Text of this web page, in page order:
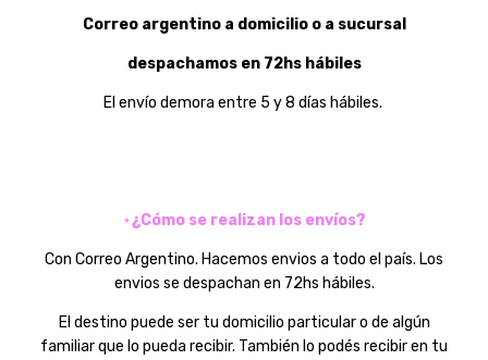
Correo argentino a domicilio o a sucursal
despachamos en 72hs hábiles
El envío demora entre 5 y 8 días hábiles.
⋆¿Cómo se realizan los envíos?
Con Correo Argentino. Hacemos envios a todo el país. Los
envios se despachan en 72hs hábiles.
El destino puede ser tu domicilio particular o de algún
familiar que lo pueda recibir. También lo podés recibir en tu